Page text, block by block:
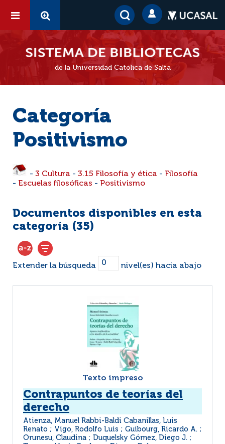
de la Universidad Católica de Salta
Categoría
Positivismo
- 3 Cultura - 3.15 Filosofía y ética - Filosofía
- Escuelas filosóficas - Positivismo
Documentos disponibles en esta
categoría (35)
Extender la búsqueda nivel(es) hacia abajo
Texto impreso
Contrapuntos de teorías del
derecho
Atienza, Manuel Rabbi-Baldi Cabanillas, Luis
Renato ; Vigo, Rodolfo Luis ; Guibourg, Ricardo A. ;
Orunesu, Claudina ; Duquelsky Gómez, Diego J. ;